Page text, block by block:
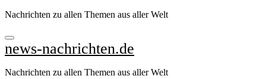
Nachrichten zu allen Themen aus aller Welt
news-nachrichten.de
Nachrichten zu allen Themen aus aller Welt